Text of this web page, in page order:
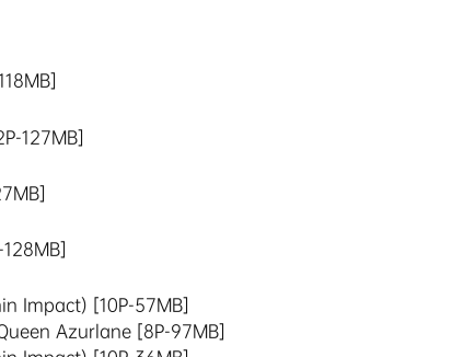
127MB]
Impact) [10P-57MB]
Azurlane [8P-97MB]